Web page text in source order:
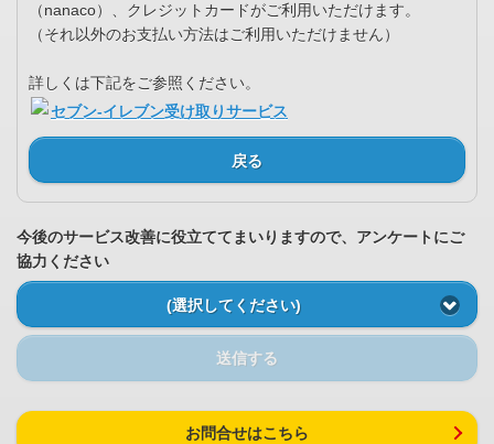
（nanaco）、クレジットカードがご利用いただけます。
（それ以外のお支払い方法はご利用いただけません）
詳しくは下記をご参照ください。
セブン-イレブン受け取りサービス
戻る
今後のサービス改善に役立ててまいりますので、アンケートにご
協力ください
(選択してください)
送信する
お問合せはこちら